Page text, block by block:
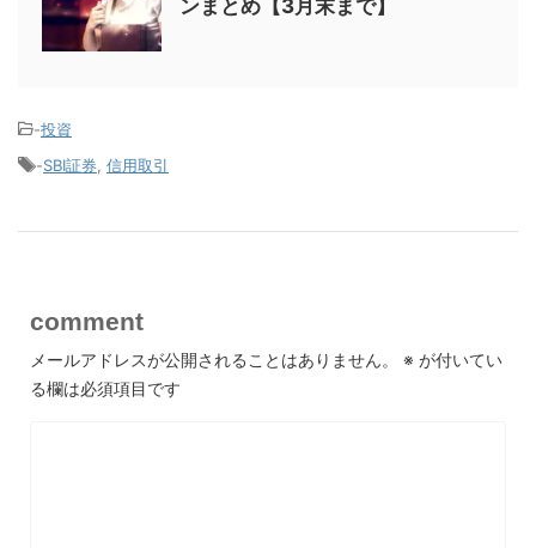
ンまとめ【3月末まで】
-投資
-SBI証券 信用取引
comment
メールアドレスが公開されることはありません。 ※ が付いてい
る欄は必須項目です